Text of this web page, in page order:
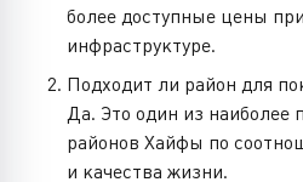
более доступные цены
инфраструктуре.
Подходит ли район для
Да. Это один из наиболее
районов Хайфы по
и качества жизни.